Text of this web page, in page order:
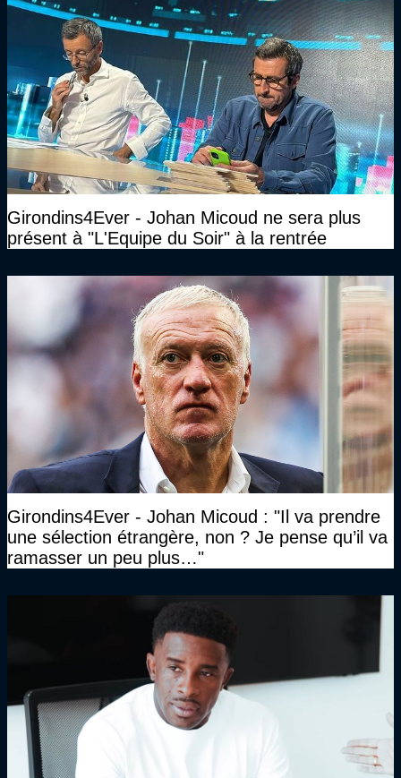
Girondins4Ever - Johan Micoud ne sera plus
présent à "L'Equipe du Soir" à la rentrée
Girondins4Ever - Johan Micoud : "Il va prendre
une sélection étrangère, non ? Je pense qu’il va
ramasser un peu plus…"